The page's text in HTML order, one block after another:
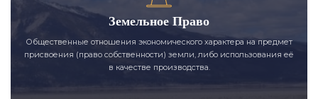
Земельное Право
Общественные отношения экономического характера на предмет
присвоения (право собственности) земли, либо использования её
в качестве производства.